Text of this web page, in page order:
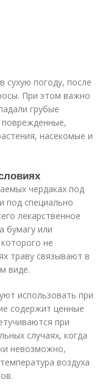
сухую погоду, после
При этом важно
грубые
поврежденные,
насекомые и
чердаках под
под специально
лекарственное
бумагу или
не
траву связывают в
виде.
использовать при
содержит ценные
при
случаях, когда
невозможно,
воздуха